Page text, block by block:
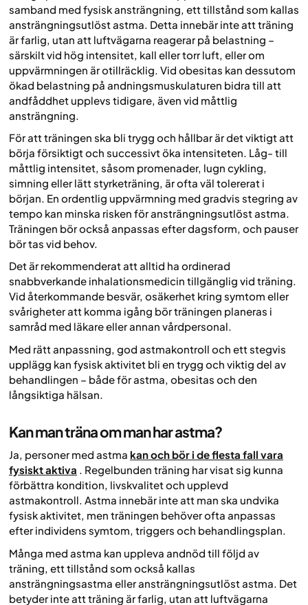
samband med fysisk ansträngning, ett tillstånd som kallas
ansträngningsutlöst astma. Detta innebär inte att träning
är farlig, utan att luftvägarna reagerar på belastning –
särskilt vid hög intensitet, kall eller torr luft, eller om
uppvärmningen är otillräcklig. Vid obesitas kan dessutom
ökad belastning på andningsmuskulaturen bidra till att
andfåddhet upplevs tidigare, även vid måttlig
ansträngning.
För att träningen ska bli trygg och hållbar är det viktigt att
börja försiktigt och successivt öka intensiteten. Låg- till
måttlig intensitet, såsom promenader, lugn cykling,
simning eller lätt styrketräning, är ofta väl tolererat i
början. En ordentlig uppvärmning med gradvis stegring av
tempo kan minska risken för ansträngningsutlöst astma.
Träningen bör också anpassas efter dagsform, och pauser
bör tas vid behov.
Det är rekommenderat att alltid ha ordinerad
snabbverkande inhalationsmedicin tillgänglig vid träning.
Vid återkommande besvär, osäkerhet kring symtom eller
svårigheter att komma igång bör träningen planeras i
samråd med läkare eller annan vårdpersonal.
Med rätt anpassning, god astmakontroll och ett stegvis
upplägg kan fysisk aktivitet bli en trygg och viktig del av
behandlingen – både för astma, obesitas och den
långsiktiga hälsan.
Kan man träna om man har astma?
Ja, personer med astma kan och bör i de flesta fall vara
fysiskt aktiva . Regelbunden träning har visat sig kunna
förbättra kondition, livskvalitet och upplevd
astmakontroll. Astma innebär inte att man ska undvika
fysisk aktivitet, men träningen behöver ofta anpassas
efter individens symtom, triggers och behandlingsplan.
Många med astma kan uppleva andnöd till följd av
träning, ett tillstånd som också kallas
ansträngningsastma eller ansträngningsutlöst astma. Det
betyder inte att träning är farlig, utan att luftvägarna